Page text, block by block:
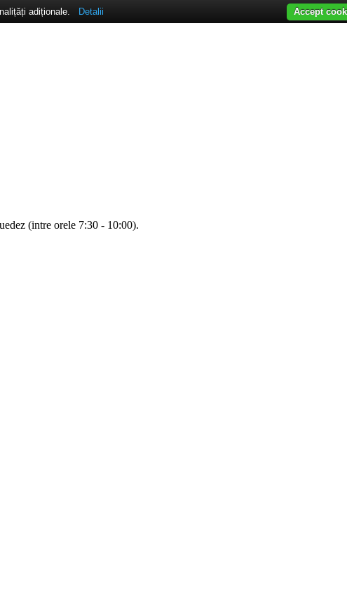
(intre orele 7:30 - 10:00).
adiționale. Detalii Accept